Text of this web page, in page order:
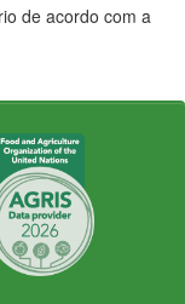
de acordo com a